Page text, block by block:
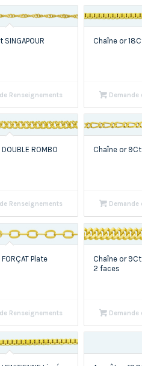
Renseignements
Chaîne or
Demande
ROMBO
Renseignements
Chaîne or 9Ct
Demande
Plate
Renseignements
Chaîne or 9Ct
2 faces
Demande